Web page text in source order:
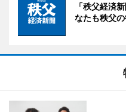
「秩父経済
なたも秩父